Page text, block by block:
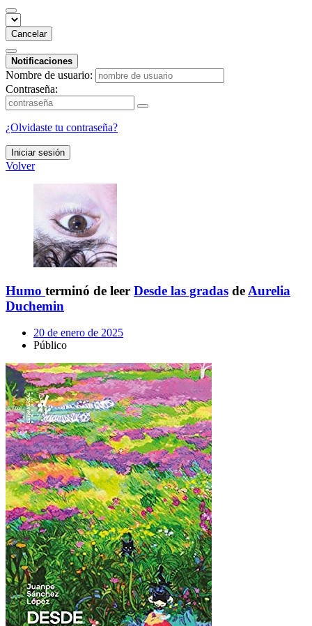
Cancelar
Notificaciones
Nombre de usuario:
Contraseña:
¿Olvidaste tu contraseña?
Iniciar sesión
Volver
Humo terminó de leer Desde las gradas de Aurelia
Duchemin
20 de enero de 2025
Público